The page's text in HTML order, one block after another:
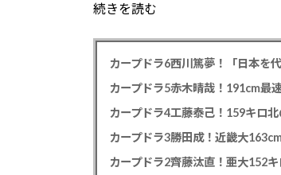
続きを読む
カープドラ6西川篤夢！「日本を
カープドラ5赤木晴哉！191cm最
カープドラ4工藤泰己！159キロ
カープドラ3勝田成！近畿大
カープドラ2齊藤汰直！亜大152